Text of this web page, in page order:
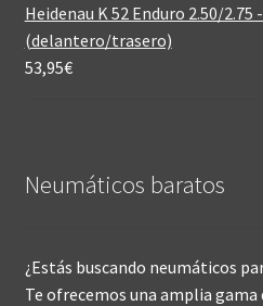
Heidenau K 52 Enduro 2.50/2.75
(delantero/trasero)
53,95€
Neumáticos baratos
¿Estás buscando neumáticos
Te ofrecemos una amplia gama